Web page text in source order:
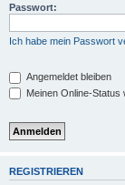
Passwort:
Ich habe mein Passwort
Angemeldet bleiben
Meinen Online-
REGISTRIEREN